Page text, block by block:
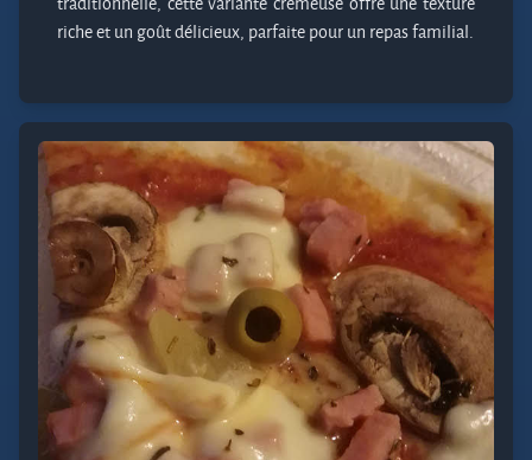
riche et un goût délicieux, parfaite pour un repas familial.